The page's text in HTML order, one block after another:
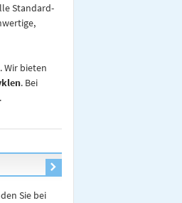
Standard-
bieten
. Bei
Sie bei